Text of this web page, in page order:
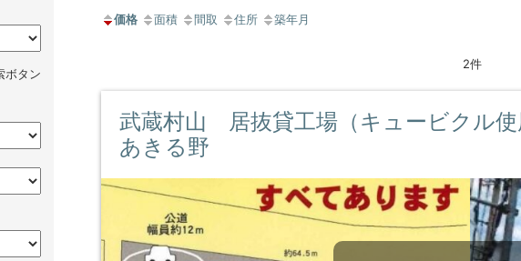
価格 面積 間取 住所 築年月
2件
武蔵村山 居抜貸工場（キュービクル
あきる野
ボタン